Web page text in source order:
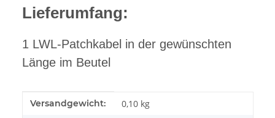
Lieferumfang:
1 LWL-Patchkabel in der gewünschten
Länge im Beutel
Produkteigenschaft
Wert
Versandgewicht: 0,10 kg